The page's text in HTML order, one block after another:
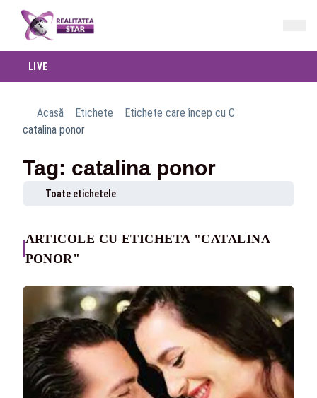
LIVE
Acasă Etichete
Etichete care încep cu C
catalina ponor
Tag: catalina ponor
Toate etichetele
ARTICOLE CU ETICHETA "CATALINA
PONOR"